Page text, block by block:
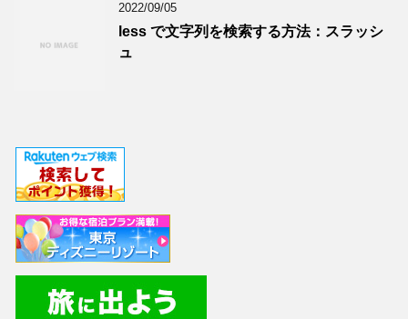
2022/09/05
less で文字列を検索する方法：スラッシ
ュ